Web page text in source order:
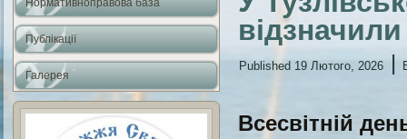
Нормативноправова база
Публікації
Галерея
Published 19 Лютого, 2026 |
Всесвітній